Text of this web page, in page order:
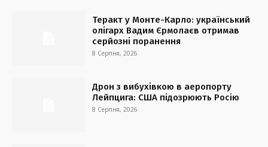
Теракт у Монте-Карло: український
олігарх Вадим Єрмолаєв отримав
серйозні поранення
8 Серпня, 2026
Дрон з вибухівкою в аеропорту
Лейпцига: США підозрюють Росію
8 Серпня, 2026